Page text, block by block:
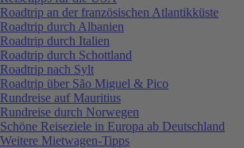
Roadtrip an der französischen Atlantikküste
Roadtrip durch Albanien
Roadtrip durch Italien
Roadtrip durch Schottland
Roadtrip nach Sylt
Roadtrip über São Miguel & Pico
Rundreise auf Mauritius
Rundreise durch Norwegen
Schöne Reiseziele in Europa ab Deutschland
Weitere Mietwagen-Tipps